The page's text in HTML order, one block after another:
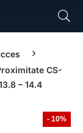
CS-
– 14.4
- 10%